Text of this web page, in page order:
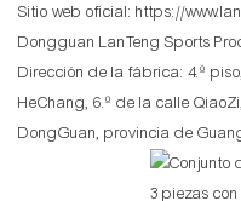
Sitio web oficial: https://
Dongguan LanTeng Sports
Dirección de la fábrica: 4.º
HeChang, 6.º de la calle
DongGuan, provincia de